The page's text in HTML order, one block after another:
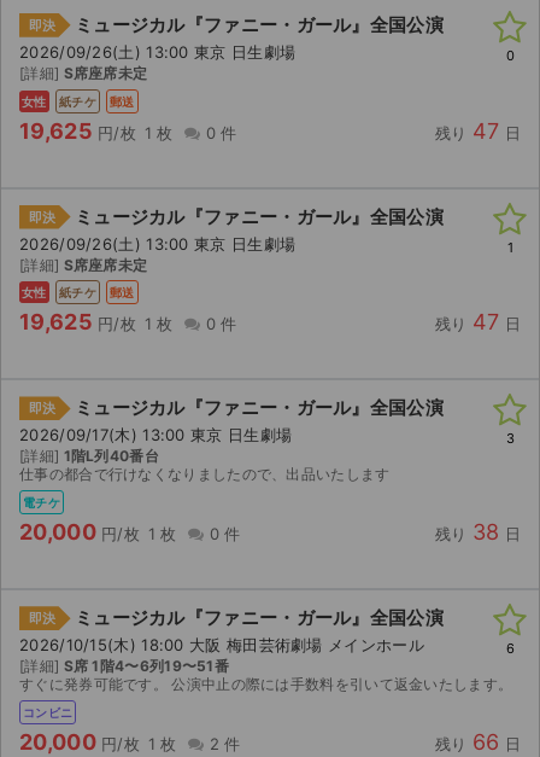
即決 ミュージカル『ファニー・ガール』全国公演
2026/09/26(土) 13:00 東京 日生劇場
[詳細] S席座席未定
女性 紙チケ 郵送
19,625 円/枚 1 枚 0 件 残り 47 日
0
即決 ミュージカル『ファニー・ガール』全国公演
2026/09/26(土) 13:00 東京 日生劇場
[詳細] S席座席未定
女性 紙チケ 郵送
19,625 円/枚 1 枚 0 件 残り 47 日
1
即決 ミュージカル『ファニー・ガール』全国公演
2026/09/17(木) 13:00 東京 日生劇場
[詳細] 1階L列40番台
仕事の都合で行けなくなりましたので、出品いたします
電チケ
20,000 円/枚 1 枚 0 件 残り 38 日
3
即決 ミュージカル『ファニー・ガール』全国公演
2026/10/15(木) 18:00 大阪 梅田芸術劇場 メインホール
[詳細] S席 1階4〜6列19〜51番
すぐに発券可能です。 公演中止の際には手数料を引いて返金いたします。
コンビニ
20,000 円/枚 1 枚 2 件 残り 66 日
6